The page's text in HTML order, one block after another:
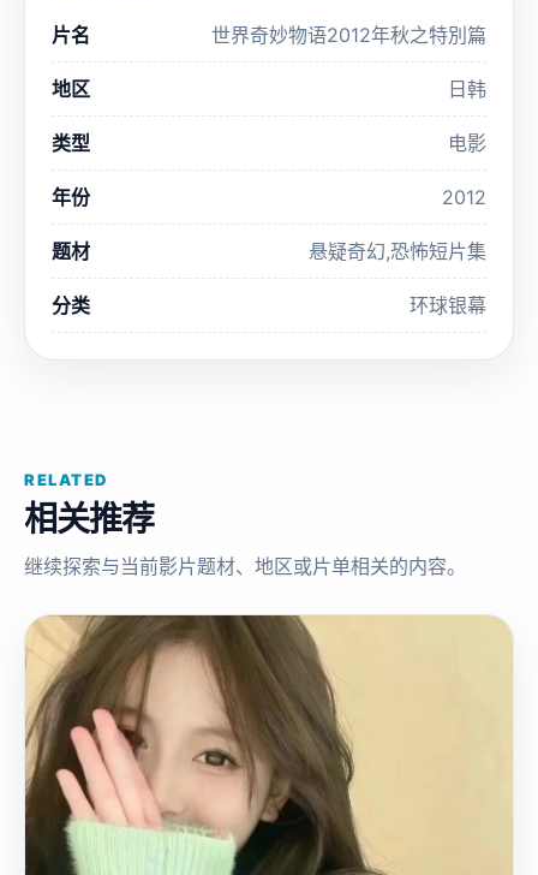
片名 世界奇妙物语2012年秋之特別篇
地区 日韩
类型 电影
年份 2012
题材 悬疑奇幻,恐怖短片集
分类 环球银幕
RELATED
相关推荐
继续探索与当前影片题材、地区或片单相关的内容。
2024
国